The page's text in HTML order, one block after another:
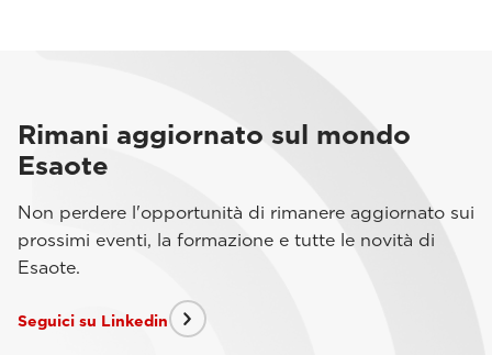
Rimani aggiornato sul mondo
Esaote
Non perdere l'opportunità di rimanere aggiornato sui
prossimi eventi, la formazione e tutte le novità di
Esaote.
Seguici su Linkedin